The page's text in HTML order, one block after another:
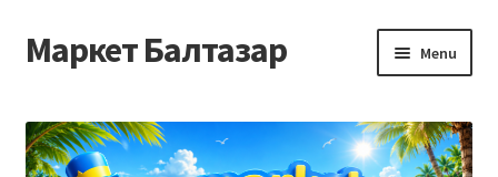
Skip
to
Skip
to
Маркет Балтазар Menu
Checkout